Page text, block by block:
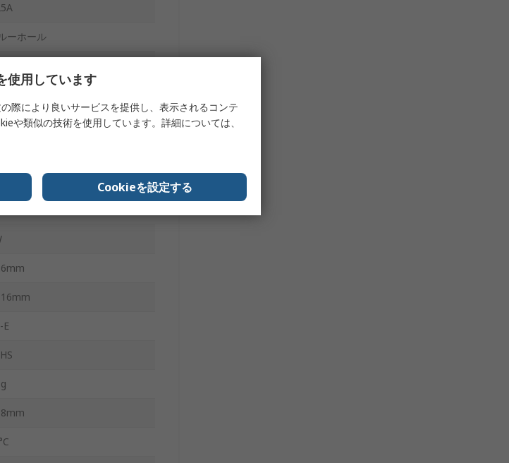
ーホール
E
使用しています
際により良いサービスを提供し、表示されるコンテ
や類似の技術を使用しています。詳細については、
Cookieを設定する